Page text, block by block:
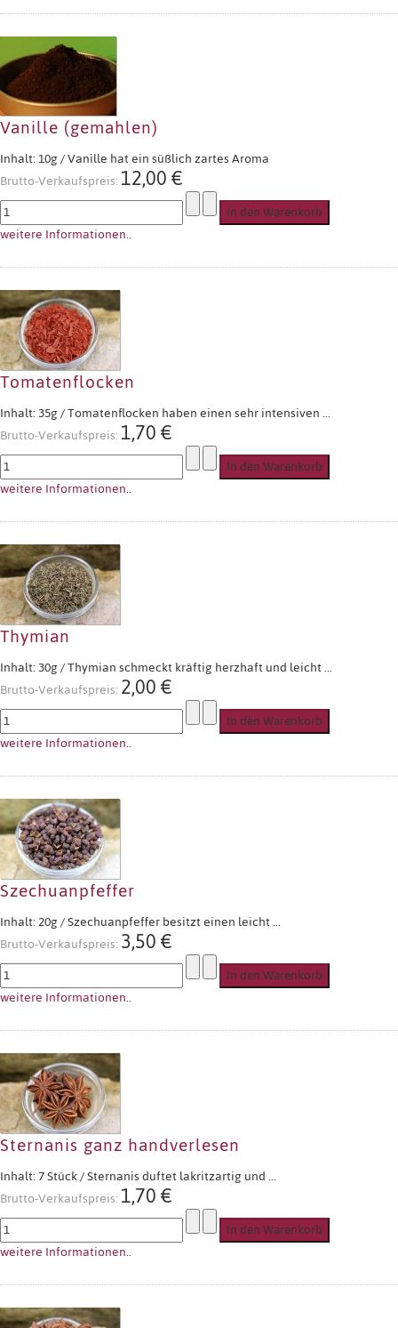
Vanille (gemahlen)
Inhalt: 10g / Vanille hat ein süßlich zartes Aroma
Brutto-Verkaufspreis:12,00 €
weitere Informationen..
Tomatenflocken
Inhalt: 35g / Tomatenflocken haben einen sehr intensiven ...
Brutto-Verkaufspreis:1,70 €
weitere Informationen..
Thymian
Inhalt: 30g / Thymian schmeckt kräftig herzhaft und leicht ...
Brutto-Verkaufspreis:2,00 €
weitere Informationen..
Szechuanpfeffer
Inhalt: 20g / Szechuanpfeffer besitzt einen leicht ...
Brutto-Verkaufspreis:3,50 €
weitere Informationen..
Sternanis ganz handverlesen
Inhalt: 7 Stück / Sternanis duftet lakritzartig und ...
Brutto-Verkaufspreis:1,70 €
weitere Informationen..